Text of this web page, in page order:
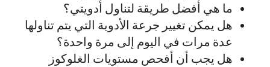
ما هي أفضل طريقة لتناول أدويتي؟
هل يمكن تغيير جرعة الأدوية التي يتم تناولها
عدة مرات في اليوم إلى مرة واحدة؟
هل يجب أن أفحص مستويات الغلوكوز